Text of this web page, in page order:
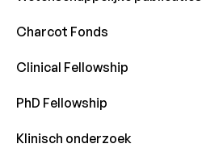
Charcot Fonds
Clinical Fellowship
PhD Fellowship
Klinisch onderzoek